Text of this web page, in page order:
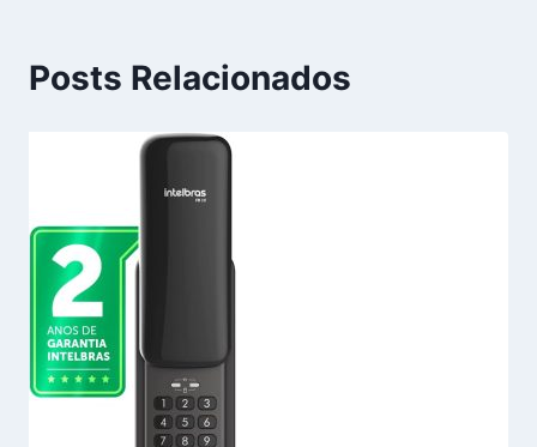
Posts Relacionados